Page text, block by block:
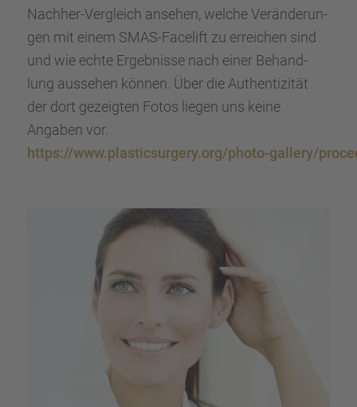
Nachher-Vergleich ansehen, welche Verän­de­run­
gen mit einem SMAS-Facelift zu errei­chen sind
und wie echte Ergeb­nisse nach einer Behand­
lung ausse­hen können. Über die Authen­ti­zi­tät
der dort gezeig­ten Fotos liegen uns keine
Angaben vor.
https://www.plasticsurgery.org/photo-gallery/